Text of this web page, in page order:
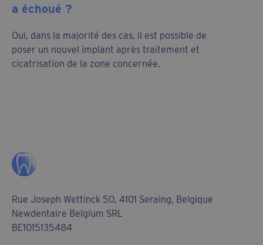
a échoué ?
Oui, dans la majorité des cas, il est possible de
poser un nouvel implant après traitement et
cicatrisation de la zone concernée.
Rue Joseph Wettinck 50, 4101 Seraing, Belgique
Newdentaire Belgium SRL
BE1015135484